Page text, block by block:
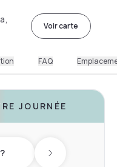
Voir carte
FAQ
JOURNÉE
Next day